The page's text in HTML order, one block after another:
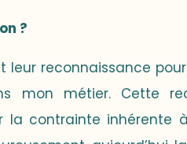
?
leur reconnaissance
mon métier. Cette
contrainte inhérente